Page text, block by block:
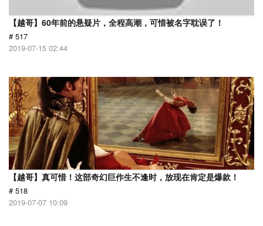
【越哥】60年前的悬疑片，全程高潮，可惜被名字耽误了！
# 517
2019-07-15 02:44
【越哥】真可惜！这部奇幻巨作生不逢时，放现在肯定是爆款！
# 518
2019-07-07 10:09